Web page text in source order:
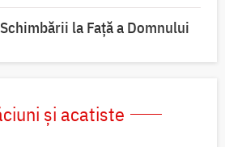
la Față a Domnului
și acatiste